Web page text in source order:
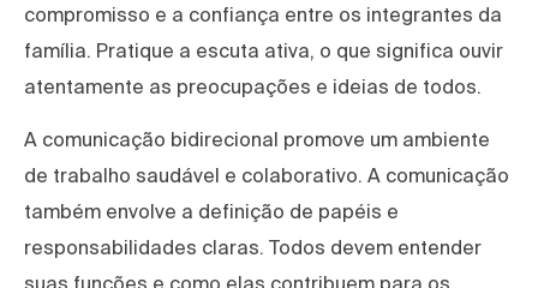
compromisso e a confiança entre os integrantes da
família. Pratique a escuta ativa, o que significa ouvir
atentamente as preocupações e ideias de todos.
A comunicação bidirecional promove um ambiente
de trabalho saudável e colaborativo. A comunicação
também envolve a definição de papéis e
responsabilidades claras. Todos devem entender
suas funções e como elas contribuem para os